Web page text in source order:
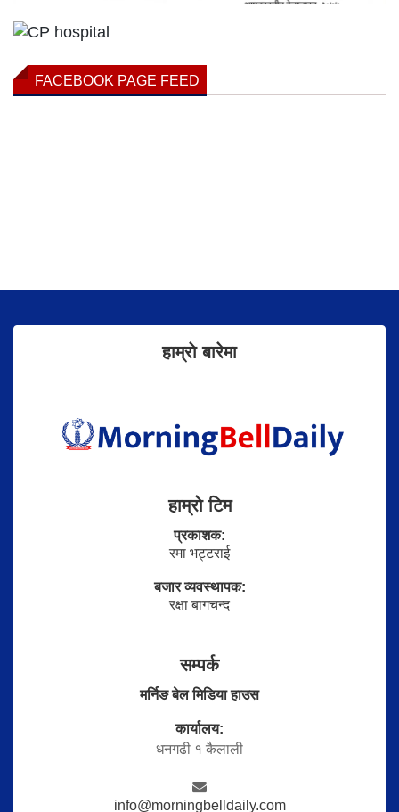
FACEBOOK PAGE FEED
हाम्राे बारेमा
हाम्राे टिम
प्रकाशक:
रमा भट्टराई
बजार व्यवस्थापक:
रक्षा बागचन्द
सम्पर्क
मर्निङ बेल मिडिया हाउस
कार्यालय:
धनगढी १ कैलाली
info@morningbelldaily.com